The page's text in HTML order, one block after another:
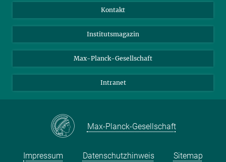
Schulen
Studierende
Facebook
YouTube
Kontakt
Institutsmagazin
Max-Planck-Gesellschaft
Intranet
Max-Planck-Gesellschaft
Impressum Datenschutzhinweis Sitemap